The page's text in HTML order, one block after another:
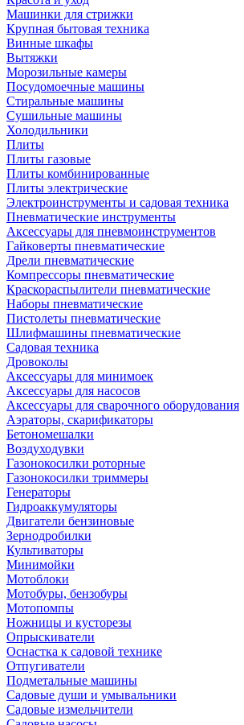
Машинки для стрижки
Крупная бытовая техника
Винные шкафы
Вытяжки
Морозильные камеры
Посудомоечные машины
Стиральные машины
Сушильные машины
Холодильники
Плиты
Плиты газовые
Плиты комбинированные
Плиты электрические
Электроинструменты и садовая техника
Пневматические инструменты
Аксессуары для пневмоинструментов
Гайковерты пневматические
Дрели пневматические
Компрессоры пневматические
Краскораспылители пневматические
Наборы пневматические
Пистолеты пневматические
Шлифмашины пневматические
Садовая техника
Дровоколы
Аксессуары для минимоек
Аксессуары для насосов
Аксессуары для сварочного оборудования
Аэраторы, скарификаторы
Бетономешалки
Воздуходувки
Газонокосилки роторные
Газонокосилки триммеры
Генераторы
Гидроаккумуляторы
Двигатели бензиновые
Зернодробилки
Культиваторы
Минимойки
Мотоблоки
Мотобуры, бензобуры
Мотопомпы
Ножницы и кусторезы
Опрыскиватели
Оснастка к садовой технике
Отпугиватели
Подметальные машины
Садовые души и умывальники
Садовые измельчители